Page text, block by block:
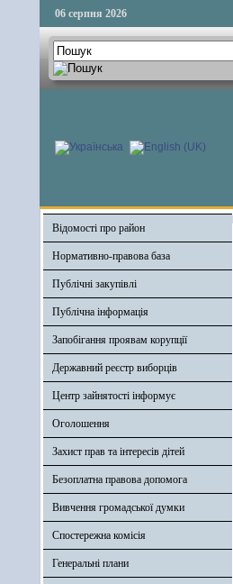
06 серпня 2026
Відомості про район
Нормативно-правова база
Публічні закупівлі
Публічна інформація
Запобігання проявам корупції
Державний реєстр виборців
Центр зайнятості інформує
Оголошення
Захист прав та інтересів дітей
Безоплатна правова допомога
Вивчення громадської думки
Спостережна комісія
Генеральні плани